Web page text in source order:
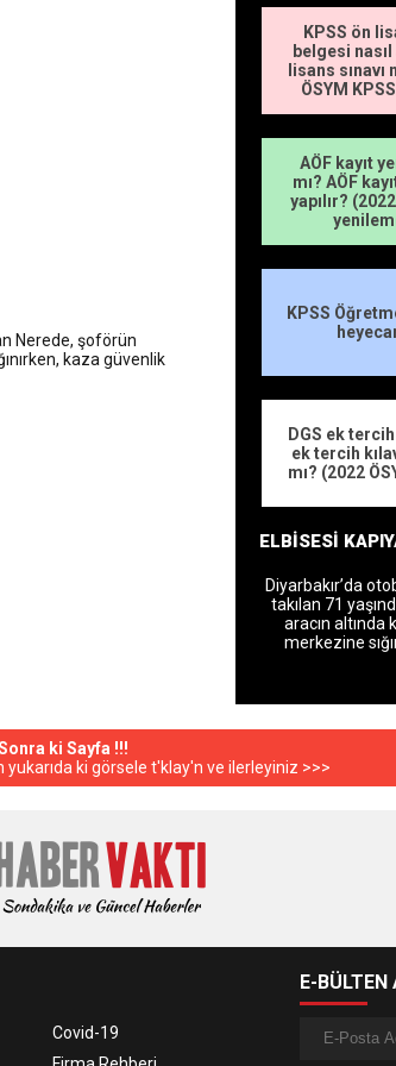
KPSS ön
belgesi nasıl
lisans
ÖSYM
AÖF kayıt
mı? AÖF
yapılır?
KPSS
DGS ek
ek tercih
mı? (2022
ELBİSESİ
Diyarbakır’da
takılan 71
aracın altında
merkezine
Nerede, şoförün
kaza güvenlik
ki Sayfa !!!
ki görsele t'klay'n ve ilerleyiniz >>>
Covid-19
E-BÜLTEN